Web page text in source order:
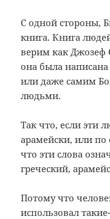
С одной стороны,
книга. Книга
верим как
она была
или даже самим
людьми.
Так что, если эти
арамейски, или по
что эти слова
греческий,
Потому что
использовал